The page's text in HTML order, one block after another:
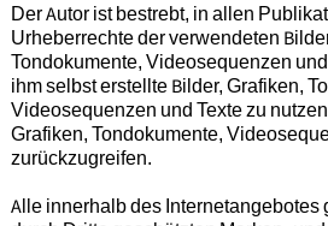
Der Autor ist bestrebt, in allen
Urheberrechte der verwendeten
Tondokumente, Videosequenzen
ihm selbst erstellte Bilder, Grafiken,
Videosequenzen und Texte zu
Grafiken, Tondokumente,
zurückzugreifen.
Alle innerhalb des Internetangebotes